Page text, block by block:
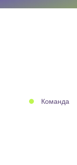
Команда